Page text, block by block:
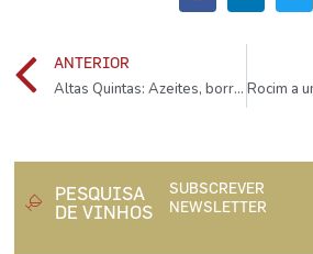
ANTERIOR
Altas Quintas: Azeites, borregos e um vinho com mel
PESQUISA
DE VINHOS
SUBSCREVER
NEWSLETTER